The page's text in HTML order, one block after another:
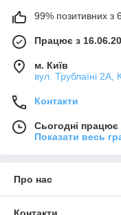
99% позитивних з
Працює з
м. Київ
вул. Трублаїні 2А,
Контакти
Сьогодні працює
Показати весь
Про нас